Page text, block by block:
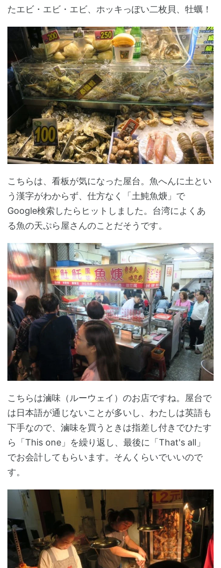
たエビ・エビ・エビ、ホッキっぽい二枚貝、牡蠣！
こちらは、看板が気になった屋台。魚へんに土とい
う漢字がわからず、仕方なく「土魨魚焿」で
Google検索したらヒットしました。台湾によくあ
る魚の天ぷら屋さんのことだそうです。
こちらは滷味（ルーウェイ）のお店ですね。屋台で
は日本語が通じないことが多いし、わたしは英語も
下手なので、滷味を買うときは指差し付きでひたす
ら「This one」を繰り返し、最後に「That's all」
でお会計してもらいます。そんくらいでいいので
す。